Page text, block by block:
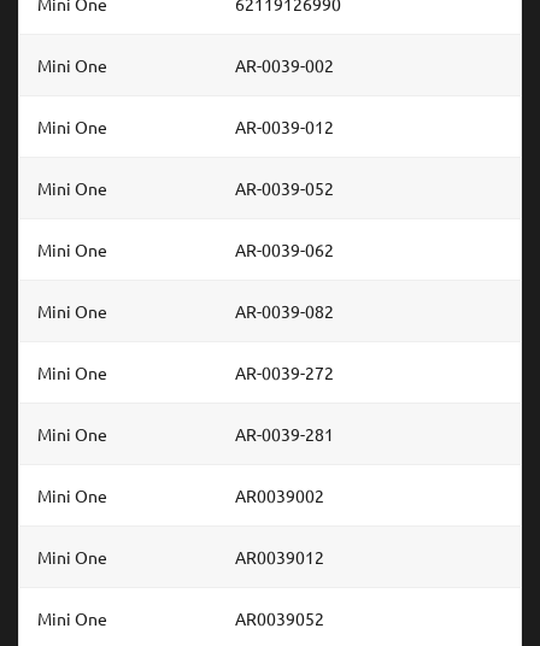
Mini One AR-0039-002
Mini One AR-0039-012
Mini One AR-0039-052
Mini One AR-0039-062
Mini One AR-0039-082
Mini One AR-0039-272
Mini One AR-0039-281
Mini One AR0039002
Mini One AR0039012
Mini One AR0039052